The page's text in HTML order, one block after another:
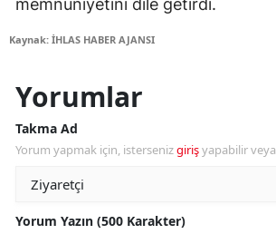
Kaynak: İHLAS HABER AJANSI
Yorumlar
Takma Ad
Yorum yapmak için, istersenizgirişyapabilir veya
Yorum Yazın (500 Karakter)